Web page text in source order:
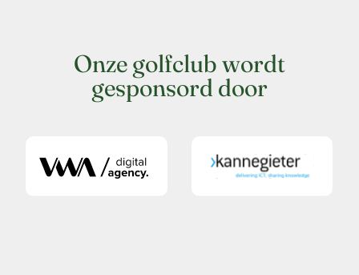
Onze golfclub wordt
gesponsord door